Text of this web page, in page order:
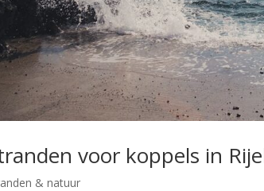
voor koppels in
& natuur